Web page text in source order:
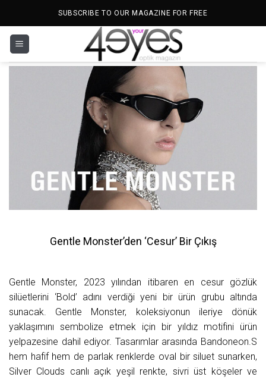
SUBSCRIBE TO OUR MAGAZINE FOR FREE
Gentle Monster’den ‘Cesur’ Bir Çıkış
Gentle Monster, 2023 yılından itibaren en cesur gözlük
silüetlerini ‘Bold’ adını verdiği yeni bir ürün grubu altında
sunacak. Gentle Monster, koleksiyonun ileriye dönük
yaklaşımını sembolize etmek için bir yıldız motifini ürün
yelpazesine dahil ediyor. Tasarımlar arasında Bandoneon.S
hem hafif hem de parlak renklerde oval bir siluet sunarken,
Silver Clouds canlı açık yeşil renkte, sivri üst köşeler ve